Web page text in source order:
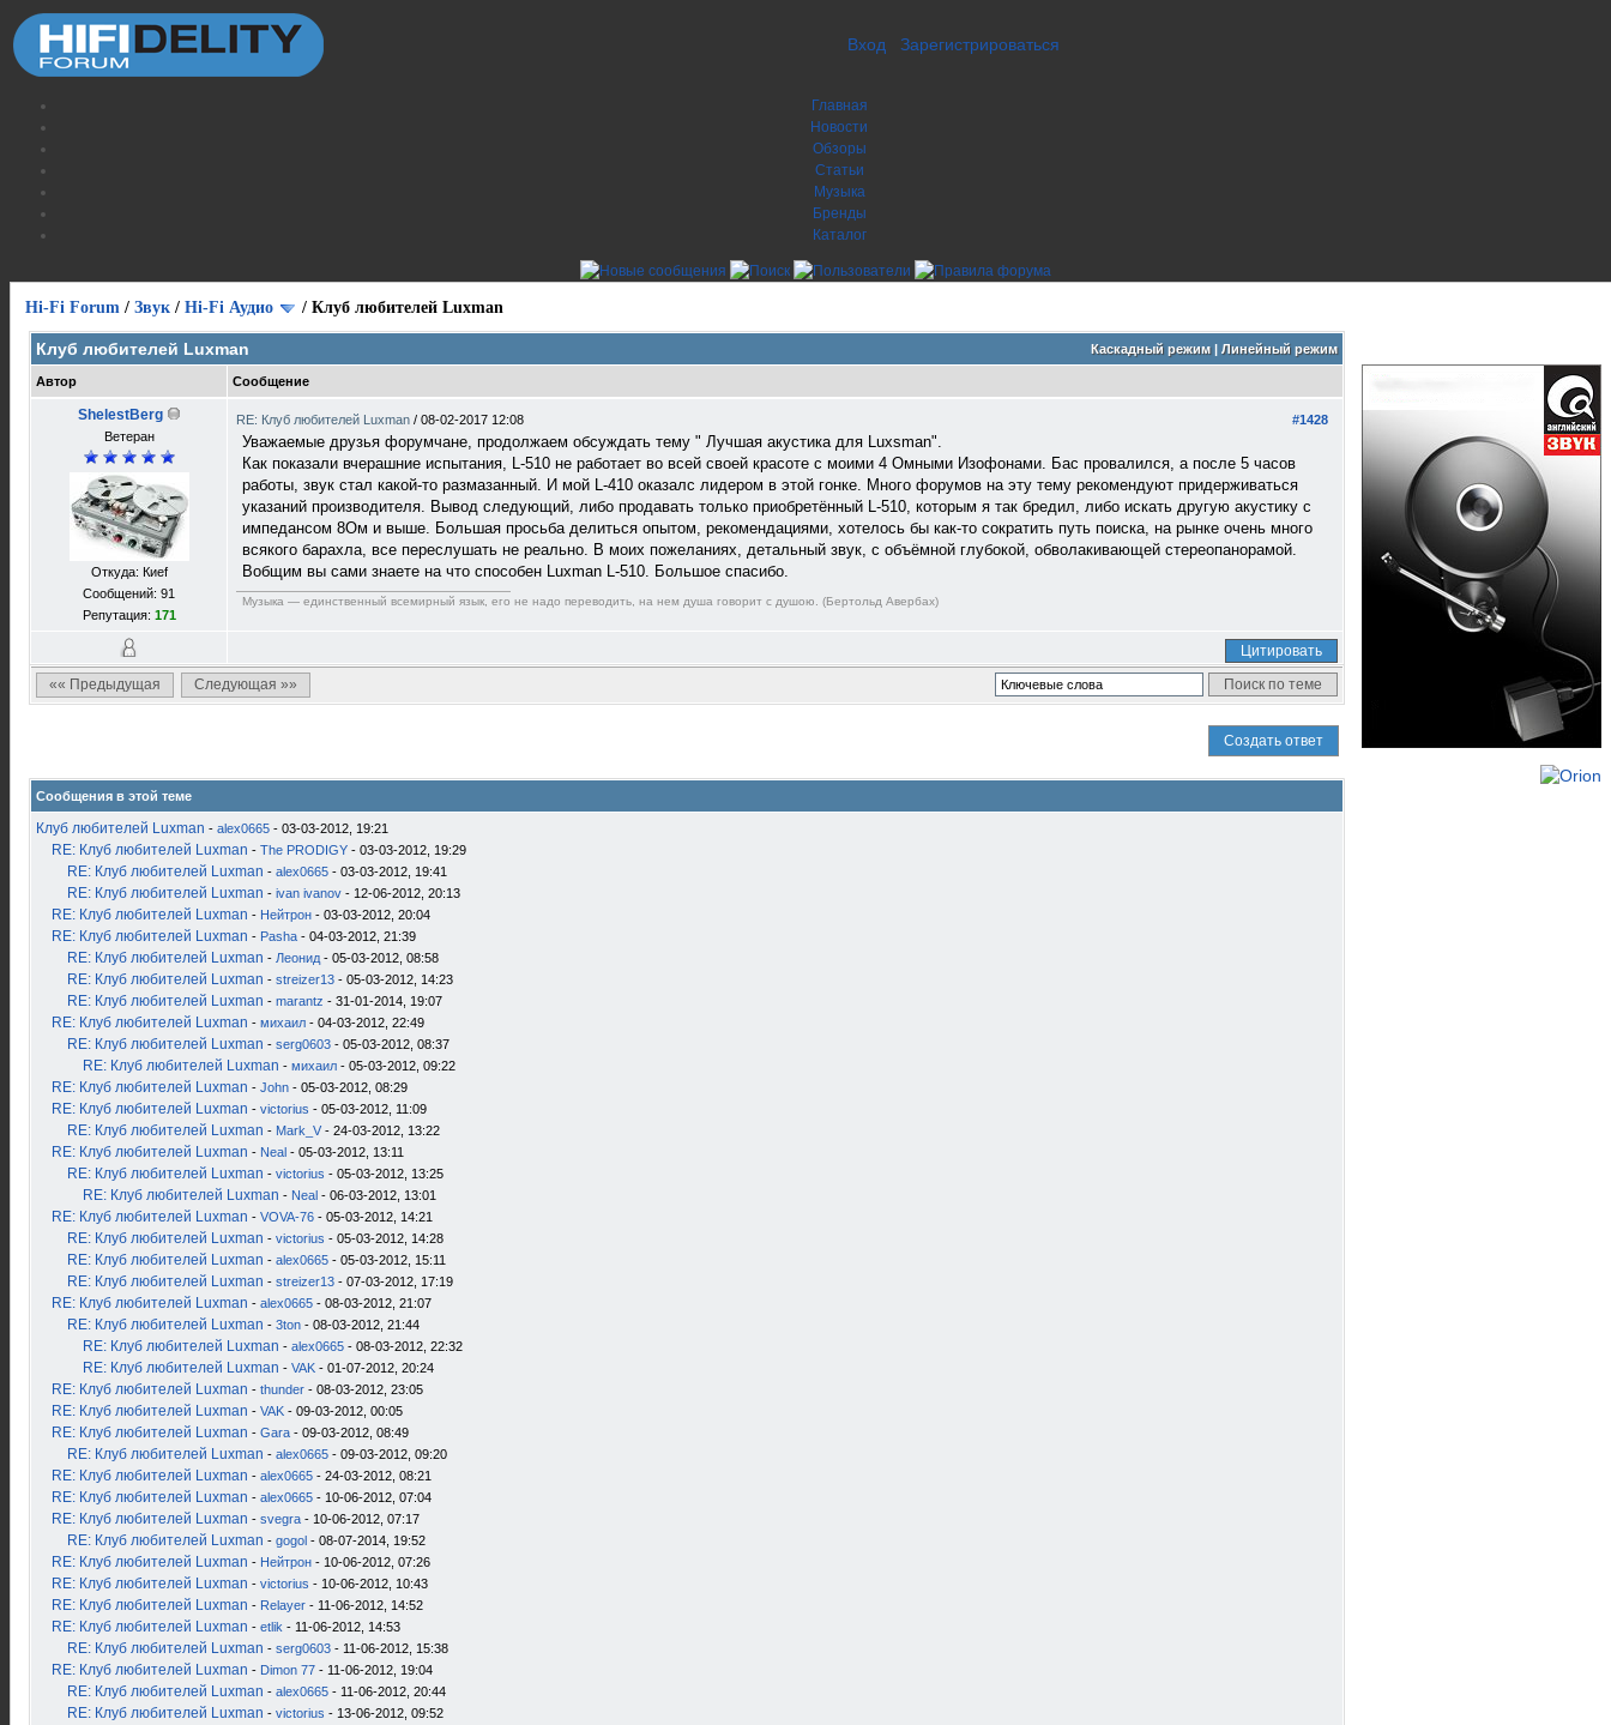
Вход Зарегистрироваться
Главная
Новости
Обзоры
Статьи
Музыка
Бренды
Каталог
Hi-Fi Forum / Звук / Hi-Fi Аудио / Клуб любителей Luxman
Каскадный режим| Линейный режим
Клуб любителей Luxman
Автор Сообщение
ShelestBerg
Ветеран
Откуда: Киеf
Сообщений: 91
Репутация: 171
#1428
RE: Клуб любителей Luxman / 08-02-2017 12:08
Уважаемые друзья форумчане, продолжаем обсуждать тему " Лучшая акустика для Luxsman".
Как показали вчерашние испытания, L-510 не работает во всей своей красоте с моими 4 Омными Изофонами. Бас провалился, а после 5 часов
работы, звук стал какой-то размазанный. И мой L-410 оказалс лидером в этой гонке. Много форумов на эту тему рекомендуют придерживаться
указаний производителя. Вывод следующий, либо продавать только приобретённый L-510, которым я так бредил, либо искать другую акустику с
импедансом 8Ом и выше. Большая просьба делиться опытом, рекомендациями, хотелось бы как-то сократить путь поиска, на рынке очень много
всякого барахла, все переслушать не реально. В моих пожеланиях, детальный звук, с объёмной глубокой, обволакивающей стереопанорамой.
Вобщим вы сами знаете на что способен Luxman L-510. Большое спасибо.
Музыка — единственный всемирный язык, его не надо переводить, на нем душа говорит с душою. (Бертольд Авербах)
Цитировать
«« Предыдущая
Следующая »»
Создать ответ
Сообщения в этой теме
Клуб любителей Luxman - alex0665 - 03-03-2012, 19:21
RE: Клуб любителей Luxman - The PRODIGY - 03-03-2012, 19:29
RE: Клуб любителей Luxman - alex0665 - 03-03-2012, 19:41
RE: Клуб любителей Luxman - ivan ivanov - 12-06-2012, 20:13
RE: Клуб любителей Luxman - Нейтрон - 03-03-2012, 20:04
RE: Клуб любителей Luxman - Pasha - 04-03-2012, 21:39
RE: Клуб любителей Luxman - Леонид - 05-03-2012, 08:58
RE: Клуб любителей Luxman - streizer13 - 05-03-2012, 14:23
RE: Клуб любителей Luxman - marantz - 31-01-2014, 19:07
RE: Клуб любителей Luxman - михаил - 04-03-2012, 22:49
RE: Клуб любителей Luxman - serg0603 - 05-03-2012, 08:37
RE: Клуб любителей Luxman - михаил - 05-03-2012, 09:22
RE: Клуб любителей Luxman - John - 05-03-2012, 08:29
RE: Клуб любителей Luxman - victorius - 05-03-2012, 11:09
RE: Клуб любителей Luxman - Mark_V - 24-03-2012, 13:22
RE: Клуб любителей Luxman - Neal - 05-03-2012, 13:11
RE: Клуб любителей Luxman - victorius - 05-03-2012, 13:25
RE: Клуб любителей Luxman - Neal - 06-03-2012, 13:01
RE: Клуб любителей Luxman - VOVA-76 - 05-03-2012, 14:21
RE: Клуб любителей Luxman - victorius - 05-03-2012, 14:28
RE: Клуб любителей Luxman - alex0665 - 05-03-2012, 15:11
RE: Клуб любителей Luxman - streizer13 - 07-03-2012, 17:19
RE: Клуб любителей Luxman - alex0665 - 08-03-2012, 21:07
RE: Клуб любителей Luxman - 3ton - 08-03-2012, 21:44
RE: Клуб любителей Luxman - alex0665 - 08-03-2012, 22:32
RE: Клуб любителей Luxman - VAK - 01-07-2012, 20:24
RE: Клуб любителей Luxman - thunder - 08-03-2012, 23:05
RE: Клуб любителей Luxman - VAK - 09-03-2012, 00:05
RE: Клуб любителей Luxman - Gara - 09-03-2012, 08:49
RE: Клуб любителей Luxman - alex0665 - 09-03-2012, 09:20
RE: Клуб любителей Luxman - alex0665 - 24-03-2012, 08:21
RE: Клуб любителей Luxman - alex0665 - 10-06-2012, 07:04
RE: Клуб любителей Luxman - svegra - 10-06-2012, 07:17
RE: Клуб любителей Luxman - gogol - 08-07-2014, 19:52
RE: Клуб любителей Luxman - Нейтрон - 10-06-2012, 07:26
RE: Клуб любителей Luxman - victorius - 10-06-2012, 10:43
RE: Клуб любителей Luxman - Relayer - 11-06-2012, 14:52
RE: Клуб любителей Luxman - etlik - 11-06-2012, 14:53
RE: Клуб любителей Luxman - serg0603 - 11-06-2012, 15:38
RE: Клуб любителей Luxman - Dimon 77 - 11-06-2012, 19:04
RE: Клуб любителей Luxman - alex0665 - 11-06-2012, 20:44
RE: Клуб любителей Luxman - victorius - 13-06-2012, 09:52